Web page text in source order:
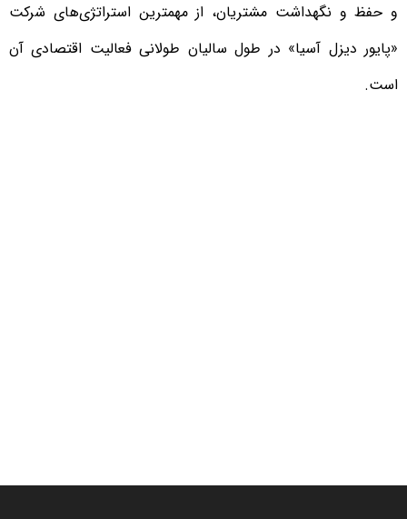
و حفظ و نگهداشت مشتریان، از مهمترین استراتژی‌های شرکت
«پایور دیزل آسیا» در طول سالیان طولانی فعالیت اقتصادی آن
است.